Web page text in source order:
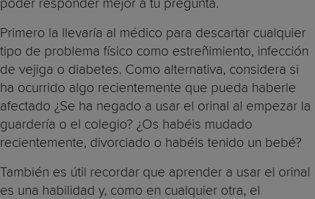
poder responder mejor a tu pregunta.
Primero la llevaría al médico para descartar cualquier
tipo de problema físico como estreñimiento, infección
de vejiga o diabetes. Como alternativa, considera si
ha ocurrido algo recientemente que pueda haberle
afectado ¿Se ha negado a usar el orinal al empezar la
guardería o el colegio? ¿Os habéis mudado
recientemente, divorciado o habéis tenido un bebé?
También es útil recordar que aprender a usar el orinal
es una habilidad y, como en cualquier otra, el